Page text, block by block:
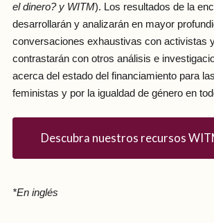
el dinero? y WITM). Los resultados de la
desarrollarán y analizarán en mayor
conversaciones exhaustivas con activistas
contrastarán con otros análisis e
acerca del estado del financiamiento para
feministas y por la igualdad de género en
Descubra nuestros recursos
*En inglés